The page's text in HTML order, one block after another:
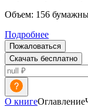
Объем: 156
Подробнее
Пожаловаться
Скачать бесплатно
О книгеОглавление